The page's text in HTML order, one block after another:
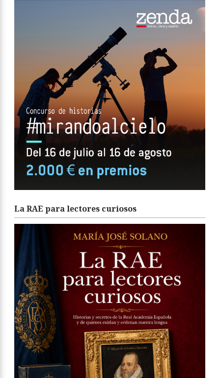
La RAE para lectores curiosos